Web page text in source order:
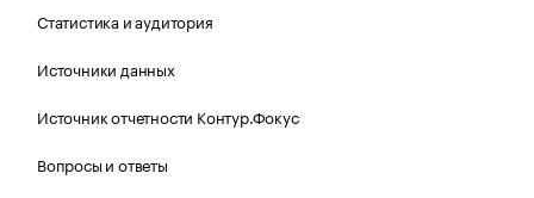
Статистика и аудитория
Источники данных
Источник отчетности Контур.Фокус
Вопросы и ответы